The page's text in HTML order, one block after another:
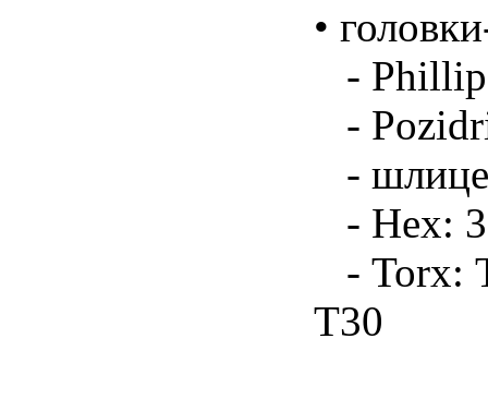
•
-
-
-
- Hex:
- Torx:
Т30